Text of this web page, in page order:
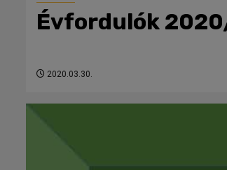
Évfordulók
2020.03.30.